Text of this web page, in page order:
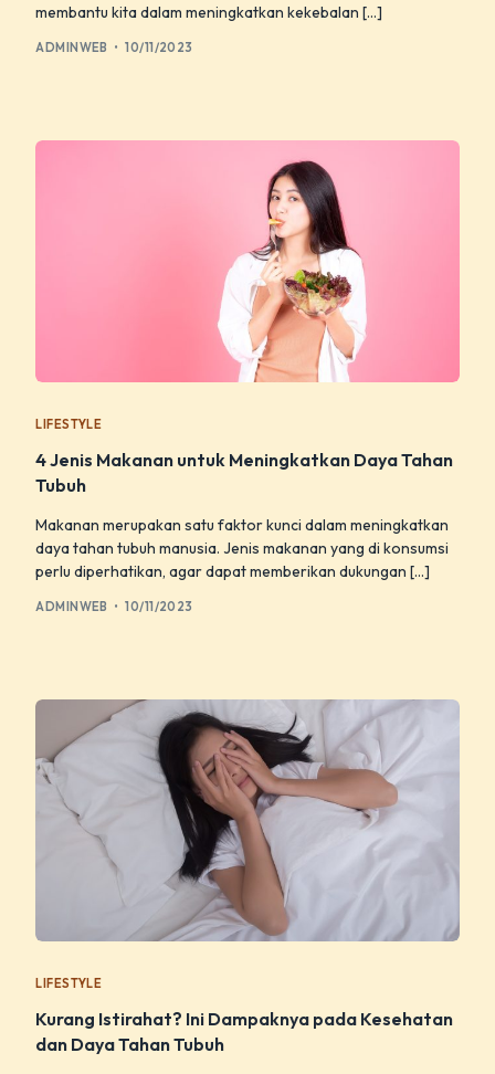
membantu kita dalam meningkatkan kekebalan […]
ADMINWEB 10/11/2023
LIFESTYLE
4 Jenis Makanan untuk Meningkatkan Daya Tahan
Tubuh
Makanan merupakan satu faktor kunci dalam meningkatkan
daya tahan tubuh manusia. Jenis makanan yang di konsumsi
perlu diperhatikan, agar dapat memberikan dukungan […]
ADMINWEB 10/11/2023
LIFESTYLE
Kurang Istirahat? Ini Dampaknya pada Kesehatan
dan Daya Tahan Tubuh